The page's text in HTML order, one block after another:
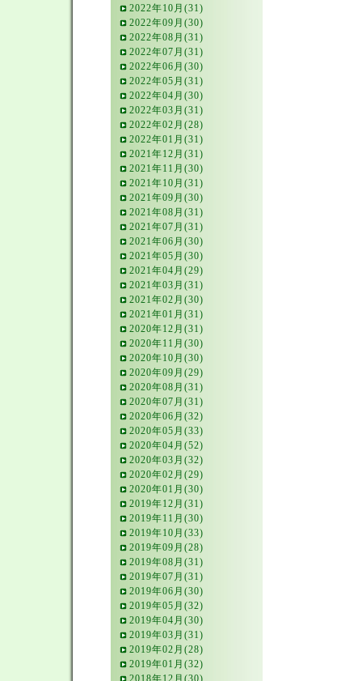
2022年10月(31)
2022年09月(30)
2022年08月(31)
2022年07月(31)
2022年06月(30)
2022年05月(31)
2022年04月(30)
2022年03月(31)
2022年02月(28)
2022年01月(31)
2021年12月(31)
2021年11月(30)
2021年10月(31)
2021年09月(30)
2021年08月(31)
2021年07月(31)
2021年06月(30)
2021年05月(30)
2021年04月(29)
2021年03月(31)
2021年02月(30)
2021年01月(31)
2020年12月(31)
2020年11月(30)
2020年10月(30)
2020年09月(29)
2020年08月(31)
2020年07月(31)
2020年06月(32)
2020年05月(33)
2020年04月(52)
2020年03月(32)
2020年02月(29)
2020年01月(30)
2019年12月(31)
2019年11月(30)
2019年10月(33)
2019年09月(28)
2019年08月(31)
2019年07月(31)
2019年06月(30)
2019年05月(32)
2019年04月(30)
2019年03月(31)
2019年02月(28)
2019年01月(32)
2018年12月(30)